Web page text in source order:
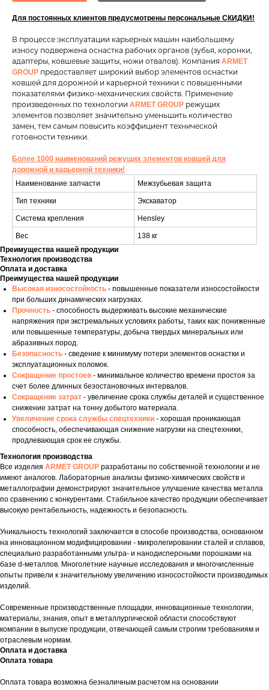
Для постоянных клиентов предусмотрены персональные СКИДКИ!
В процессе эксплуатации карьерных машин наибольшему
износу подвержена оснастка рабочих органов (зубья, коронки,
адаптеры, ковшевые защиты, ножи отвалов). Компания ARMET
GROUP предоставляет широкий выбор элементов оснастки
ковшей для дорожной и карьерной техники с повышенными
показателями физико-механических свойств. Применение
произведенных по технологии ARMET GROUP режущих
элементов позволяет значительно уменьшить количество
замен, тем самым повысить коэффициент технической
готовности техники.
Более 1000 наименований режущих элементов ковшей для
дорожной и карьерной техники!
Наименование запчасти
Межзубьевая защита
Тип техники Экскаватор
Система крепления Hensley
Вес
138 кг
Преимущества нашей продукции
Технология производства
Оплата и доставка
Преимущества нашей продукции
Высокая износостойкость - повышенные показатели износостойкости
при больших динамических нагрузках.
Прочность - способность выдерживать высокие механические
напряжения при экстремальных условиях работы, таких как: пониженные
или повышенные температуры, добыча твердых минеральных или
абразивных пород.
Безопасность - сведение к минимуму потери элементов оснастки и
эксплуатационных поломок.
Сокращение простоев - минимальное количество времени простоя за
счет более длинных безостановочных интервалов.
Сокращение затрат - увеличение срока службы деталей и существенное
снижение затрат на тонну добытого материала.
Увеличение срока службы спецтехники - хорошая проникающая
способность, обеспечивающая снижение нагрузки на спецтехники,
продлевающая срок ее службы.
Технология производства
Все изделия ARMET GROUP разработаны по собственной технологии и не
имеют аналогов. Лабораторные анализы физико-химических свойств и
металлографии демонстрируют значительное улучшение качества металла
по сравнению с конкурентами. Стабильное качество продукции обеспечивает
высокую рентабельность, надежность и безопасность.
Уникальность технологий заключается в способе производства, основанном
на инновационном модифицировании - микролегировании сталей и сплавов,
специально разработанными ультра- и нанодисперсными порошками на
базе d-металлов. Многолетние научные исследования и многочисленные
опыты привели к значительному увеличению износостойкости производимых
изделий.
Современные производственные площадки, инновационные технологии,
материалы, знания, опыт в металлургической области способствуют
компании в выпуске продукции, отвечающей самым строгим требованиям и
отраслевым нормам.
Оплата и доставка
Оплата товара
Оплата товара возможна безналичным расчетом на основании